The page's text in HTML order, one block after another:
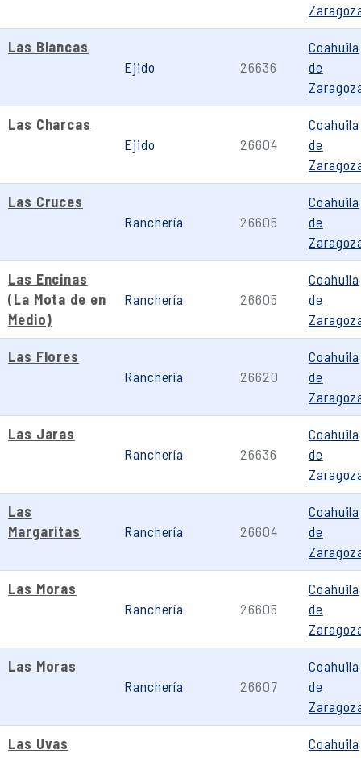
Las Blancas
Ejido
26636
Coahuila
de
Las Charcas
Ejido
26604
Coahuila
de
Las Cruces
Ranchería
26605
Coahuila
de
Las Encinas
(La Mota de en
Medio)
Ranchería 26605
Coahuila
de
Las Flores
Ranchería
26620
Coahuila
de
Las Jaras
Ranchería
26636
Coahuila
de
Las
Margaritas
Ranchería 26604
Coahuila
de
Las Moras
Ranchería
26605
Coahuila
de
Las Moras
Ranchería
26607
Coahuila
de
Las Uvas
Coahuila